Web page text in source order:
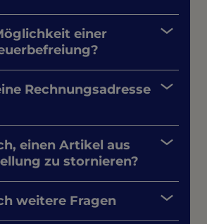
einer
Rechnungsadresse
einen Artikel aus
zu stornieren?
weitere Fragen